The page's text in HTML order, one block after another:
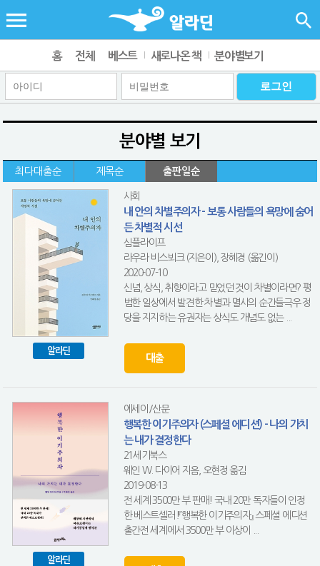
홈 전체 베스트 새로나온 책 분야별보기
분야별 보기
최다대출순 제목순 출판일순
알라딘
사회
내 안의 차별주의자 - 보통 사람들의 욕망에 숨어
든 차별적 시선
심플라이프
라우라 비스뵈크 (지은이), 장혜경 (옮긴이)
2020-07-10
신념, 상식, 취향이라고 믿었던 것이 차별이라면? 평
범한 일상에서 발견한 차별과 멸시의 순간들극우 정
당을 지지하는 유권자는 상식도 개념도 없는 ...
대출
알라딘
에세이/산문
행복한 이기주의자 (스페셜 에디션) - 나의 가치
는 내가 결정한다
21세기북스
웨인 W. 다이어 지음, 오현정 옮김
2019-08-13
전 세계 3500만 부 판매! 국내 20만 독자들이 인정
한 베스트셀러!『행복한 이기주의자』 스페셜 에디션
출간전 세계에서 3500만 부 이상이 ...